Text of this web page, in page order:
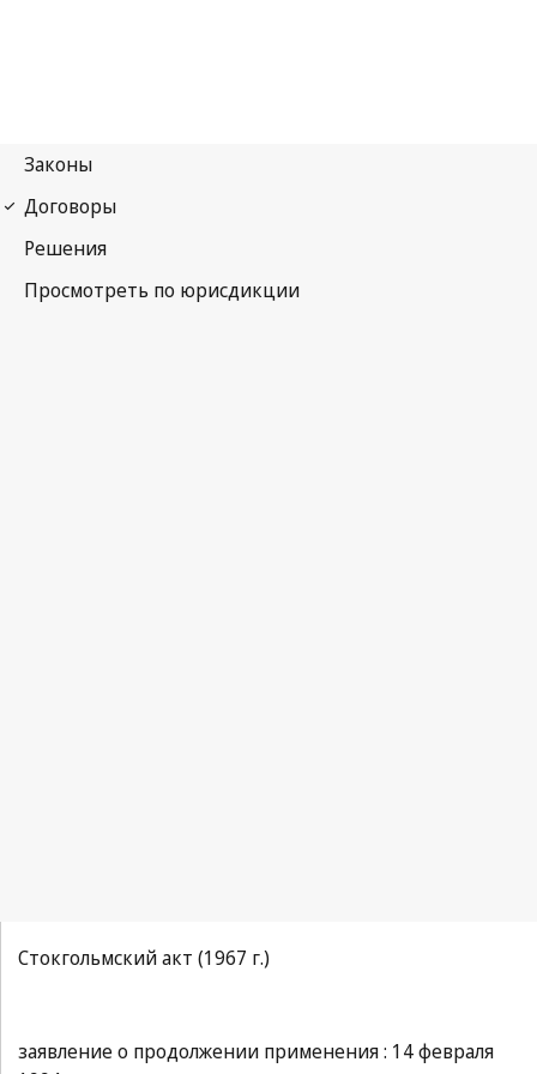
Стокгольмский акт (1967 г.)
заявление о продолжении применения : 14 февраля